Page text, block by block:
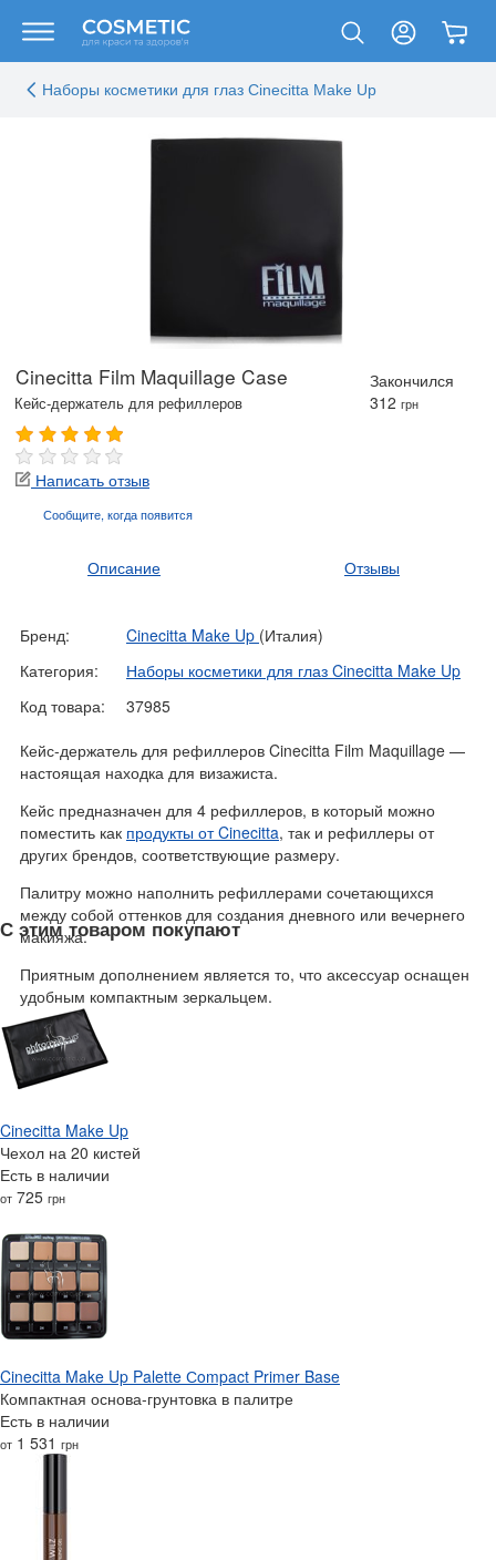
Наборы косметики для глаз Cinecitta Make Up
Cinecitta Film Maquillage Case
Кейс-держатель для рефиллеров
Закончился
312 грн
Написать отзыв
Сообщите, когдапоявится
Описание Отзывы
Бренд: Cinecitta Make Up (Италия)
Категория:
Наборы косметики для глаз Cinecitta Make Up
Код товара:
37985
Кейс-держатель для рефиллеров Cinecitta Film Maquillage —
настоящая находка для визажиста.
Кейс предназначен для 4 рефиллеров, в который можно
поместить как продукты от Cinecitta, так и рефиллеры от
других брендов, соответствующие размеру.
Палитру можно наполнить рефиллерами сочетающихся
между собой оттенков для создания дневного или вечернего
макияжа.
Приятным дополнением является то, что аксессуар оснащен
удобным компактным зеркальцем.
С этим товаром покупают
Cinecitta Make Up
Чехол на 20 кистей
Есть в наличии
от 725 грн
Cinecitta Make Up Palette Сompact Primer Base
Компактная основа-грунтовка в палитре
Есть в наличии
от 1 531 грн